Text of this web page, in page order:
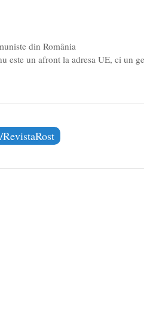
din România
este un afront la adresa UE, ci un